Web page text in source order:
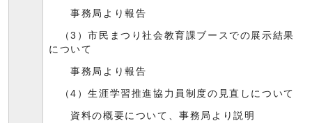
事務局より報告
（3）市民まつり社会教育課ブースでの展示結果
について
事務局より報告
（4）生涯学習推進協力員制度の見直しについて
資料の概要について、事務局より説明